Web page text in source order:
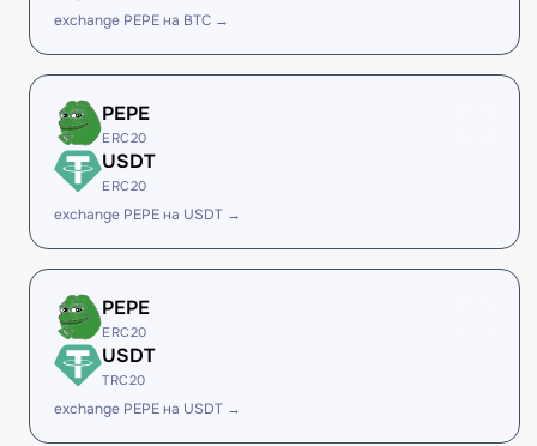
exchange PEPE на BTC →
PEPE
ERC20
USDT
ERC20
exchange PEPE на USDT →
PEPE
ERC20
USDT
TRC20
exchange PEPE на USDT →